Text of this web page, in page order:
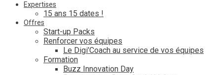
Expertises
15 ans 15 dates !
Offres
Start-up Packs
Renforcer vos équipes
Le Digi’Coach au service de vos équipes
Formation
Buzz Innovation Day